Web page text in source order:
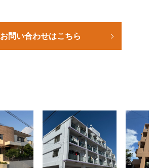
お問い合わせはこちら